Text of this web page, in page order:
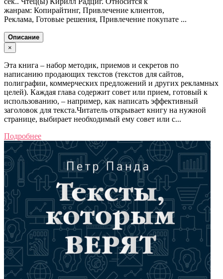
жанрам: Копирайтинг, Привлечение клиентов,
Реклама, Готовые решения, Привлечение покупате ...
Описание
×
Эта книга – набор методик, приемов и секретов по
написанию продающих текстов (текстов для сайтов,
полиграфии, коммерческих предложений и других рекламных
целей). Каждая глава содержит совет или прием, готовый к
использованию, – например, как написать эффективный
заголовок для текста.Читатель открывает книгу на нужной
странице, выбирает необходимый ему совет или с...
Подробнее